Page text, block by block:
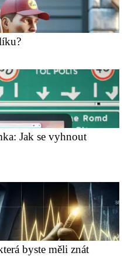
Jak se vyhnout
byste měli znát